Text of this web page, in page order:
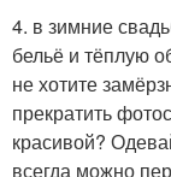
4. в зимние
бельё и тёплую
не хотите
прекратить
красивой?
всегда можно